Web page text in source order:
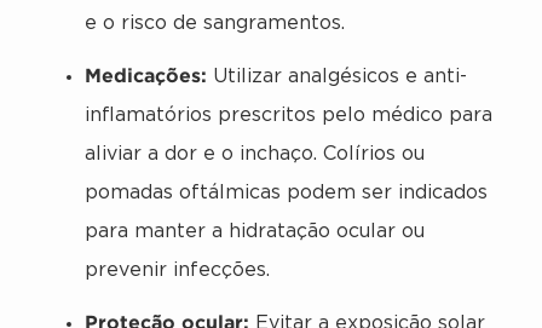
e o risco de sangramentos.
Medicações: Utilizar analgésicos e anti-
inflamatórios prescritos pelo médico para
aliviar a dor e o inchaço. Colírios ou
pomadas oftálmicas podem ser indicados
para manter a hidratação ocular ou
prevenir infecções.
Proteção ocular: Evitar a exposição solar